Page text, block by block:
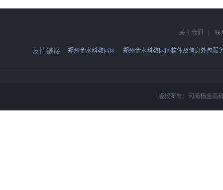
关于我们 联
友情链接 郑州金水科教园区 郑州金水科教园区软件及信息外包服
版权所有：河南杨金高